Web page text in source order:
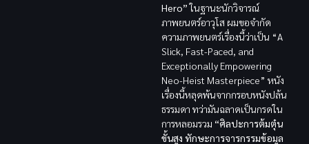
Hero”ในฐานะนักวิจารณ์
ภาพยนตร์อาวุโส ผมขอจำกัด
ความภาพยนตร์เรื่องนี้ว่าเป็น “A
Slick, Fast-Paced, and
Exceptionally Empowering
Neo-Heist Masterpiece” หนัง
เรื่องนี้หลุดพ้นจากกรอบหนังปล้น
ธรรมดา ทว่ามันฉลาดเป็นกรดใน
การหลอมรวม “ศิลปะการต้มตุ๋น
ขั้นสูง ทักษะการจารกรรมข้อมูล